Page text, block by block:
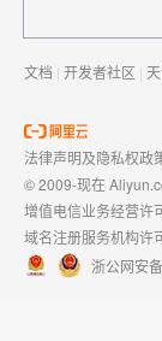
文档 | 开发者社区 |
法律声明及隐私权政
© 2009-现在
增值电信业务经营许
域名注册服务机构许
浙公网安